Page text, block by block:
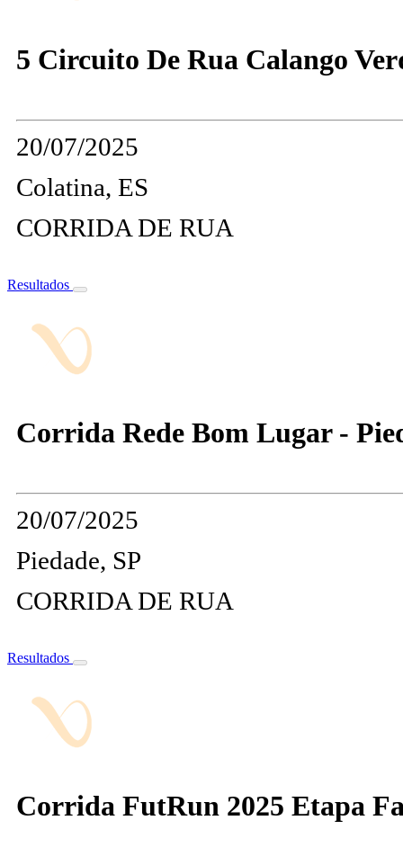
5 Circuito De Rua Calango
20/07/2025
Colatina, ES
CORRIDA DE RUA
Resultados
Corrida Rede Bom Lugar -
20/07/2025
Piedade, SP
CORRIDA DE RUA
Resultados
Corrida FutRun 2025 Etapa